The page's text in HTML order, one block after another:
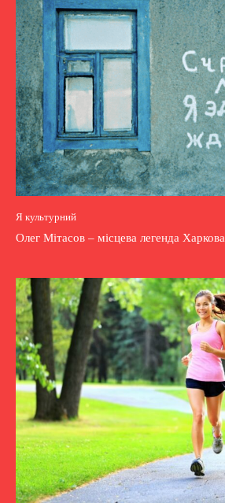
Я культурний
Олег Мітасов – місцева легенда Харкова